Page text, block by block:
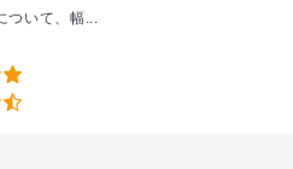
ついて、幅...